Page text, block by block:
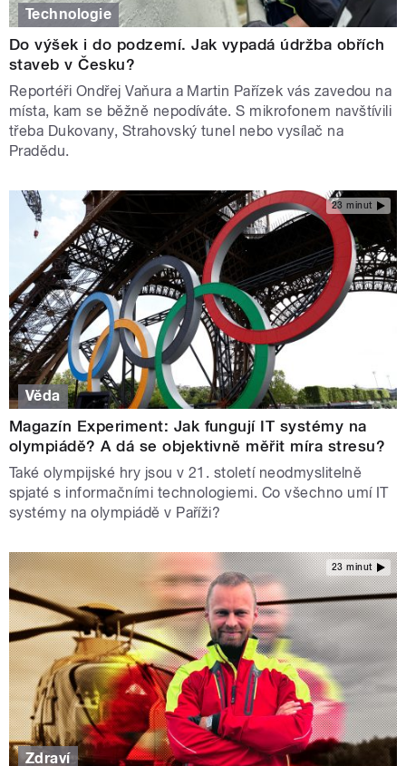
Technologie
Do výšek i do podzemí. Jak vypadá údržba obřích
staveb v Česku?
Reportéři Ondřej Vaňura a Martin Pařízek vás zavedou na
místa, kam se běžně nepodíváte. S mikrofonem navštívili
třeba Dukovany, Strahovský tunel nebo vysílač na
Pradědu.
23 minut
Věda
Magazín Experiment: Jak fungují IT systémy na
olympiádě? A dá se objektivně měřit míra stresu?
Také olympijské hry jsou v 21. století neodmyslitelně
spjaté s informačními technologiemi. Co všechno umí IT
systémy na olympiádě v Paříži?
23 minut
Zdraví